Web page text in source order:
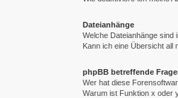
Dateianhänge
Welche Dateianhänge sind
Kann ich eine Übersicht all
phpBB betreffende
Wer hat diese
Warum ist Funktion x oder